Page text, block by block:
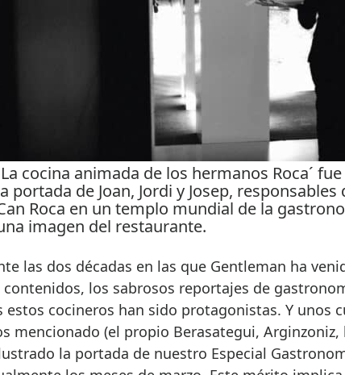
cocina animada de los hermanos Roca´
portada de Joan, Jordi y Josep,
Roca en un templo mundial de la
imagen del restaurante.
las dos décadas en las que Gentleman ha
los sabrosos reportajes de
estos cocineros han sido protagonistas. Y unos
mencionado (el propio Berasategui, Arginzoniz,
la portada de nuestro Especial